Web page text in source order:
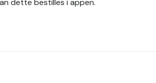
dette bestilles i appen.